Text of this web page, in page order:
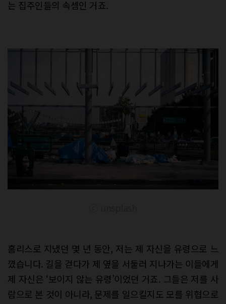
는 집주인들의 속셈인 거죠.
홈리스로 지냈던 몇 년 동안, 저는 제 자신을 유령으로 느
꼈습니다. 길을 걷다가 제 옆을 서둘러 지나가는 이들에게
제 자신은 ‘보이지 않는 유령’이었던 거죠. 그들은 저를 사
람으로 본 것이 아니라, 문제를 일으킬지도 모를 위협으로